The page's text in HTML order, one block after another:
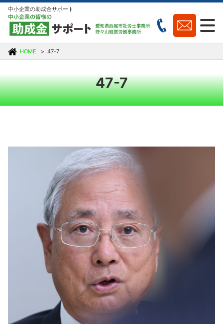
中小企業の助成金サポート
HOME 47-7
47-7